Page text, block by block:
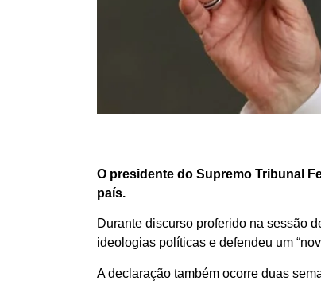
O presidente do Supremo Tribunal
país.
Durante discurso proferido na sessão
ideologias políticas e defendeu um
A declaração também ocorre duas